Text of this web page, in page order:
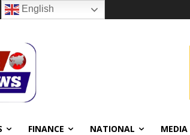
English
FINANCE NATIONAL